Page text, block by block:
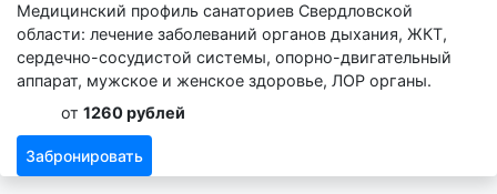
Медицинский профиль санаториев Свердловской
области: лечение заболеваний органов дыхания, ЖКТ,
сердечно-сосудистой системы, опорно-двигательный
аппарат, мужское и женское здоровье, ЛОР органы.
от 1260 рублей
Забронировать